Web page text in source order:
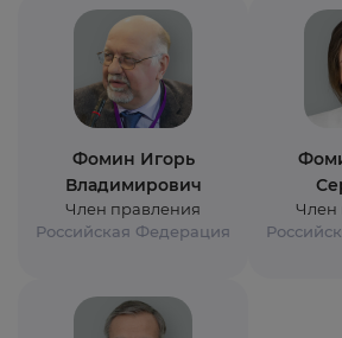
Фомин Игорь
Владимирович
Член правления
Российская Федерация
Член